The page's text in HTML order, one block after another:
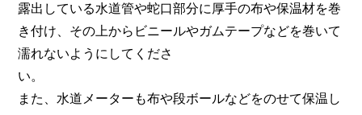
露出している水道管や蛇口部分に厚手の布や保温材を巻
き付け、その上からビニールやガムテープなどを巻いて
濡れないようにしてくださ
また、水道メーターも布や段ボールなどをのせて保温し